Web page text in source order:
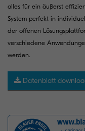
alles für ein äußerst
System perfekt in
der offenen
verschiedene
werden.
Datenblatt